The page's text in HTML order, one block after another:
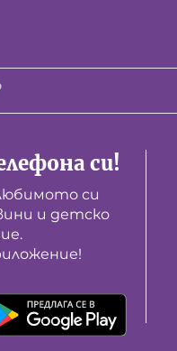
си!
си
и детско